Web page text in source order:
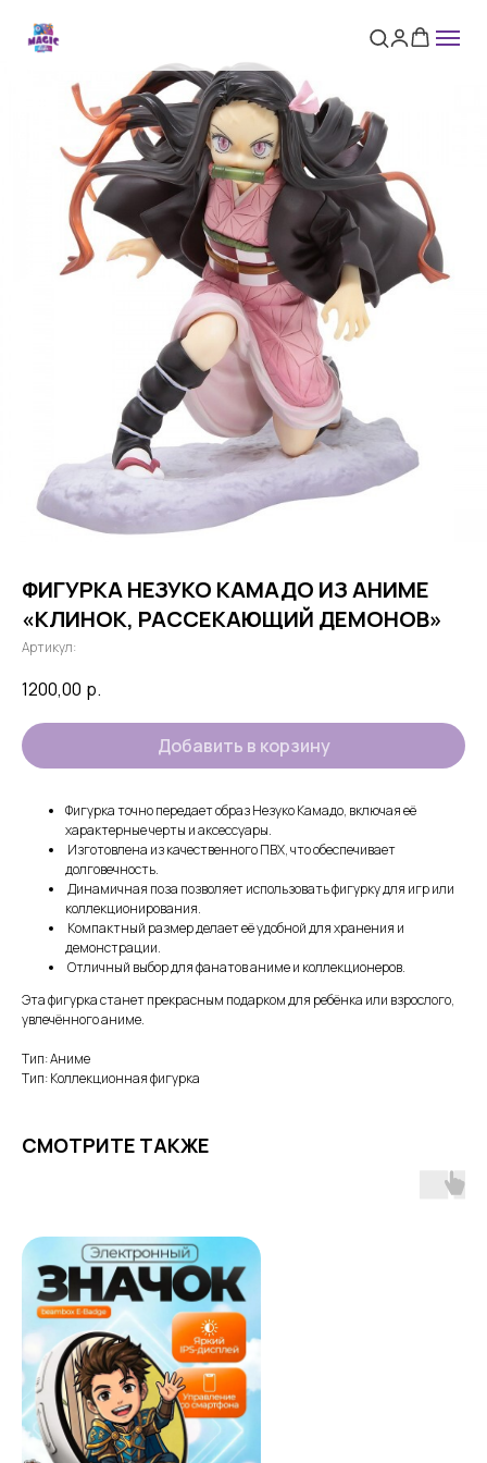
ФИГУРКА НЕЗУКО КАМАДО ИЗ АНИМЕ
«КЛИНОК, РАССЕКАЮЩИЙ ДЕМОНОВ»
Артикул:
1200,00 р.
Добавить в корзину
Фигурка точно передает образ Незуко Камадо, включая её
характерные черты и аксессуары.
Изготовлена из качественного ПВХ, что обеспечивает
долговечность.
Динамичная поза позволяет использовать фигурку для игр или
коллекционирования.
Компактный размер делает её удобной для хранения и
демонстрации.
Отличный выбор для фанатов аниме и коллекционеров.
Эта фигурка станет прекрасным подарком для ребёнка или взрослого,
увлечённого аниме.
Тип: Аниме
Тип: Коллекционная фигурка
СМОТРИТЕ ТАКЖЕ
ПОЧЕМУ РОДИТЕЛИ
ВЫБИРАЮТ НАШ МАГАЗИН